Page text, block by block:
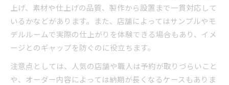
上げ、素材や仕上げの品質、製作から設置まで一貫対応して
いるかなどがあります。また、店舗によってはサンプルやモ
デルルームで実際の仕上がりを体験できる場合もあり、イメ
ージとのギャップを防ぐのに役立ちます。
注意点としては、人気の店舗や職人は予約が取りづらいこと
や、オーダー内容によっては納期が長くなるケースもありま